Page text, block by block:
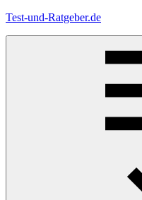
Zum
Test-und-Ratgeber.de